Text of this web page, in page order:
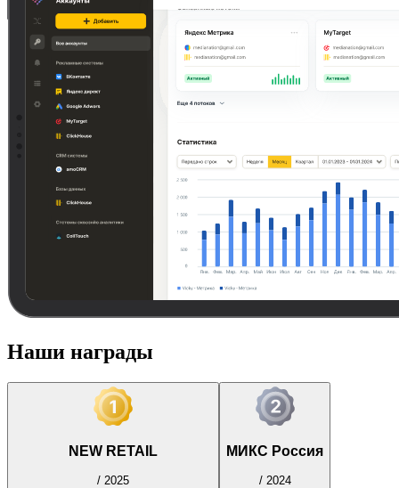
Наши награды
NEW RETAIL
/ 2025
МИКС Россия
/ 2024